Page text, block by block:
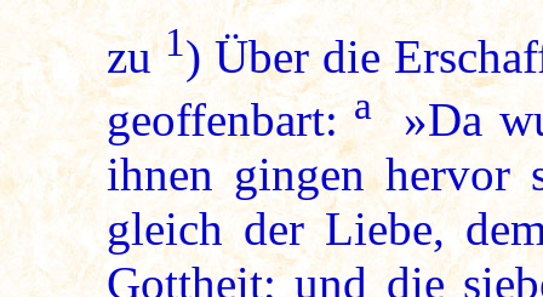
zu1) Über die
geoffenbart:a »Da
ihnen gingen hervor
gleich der Liebe,
Gottheit; und die